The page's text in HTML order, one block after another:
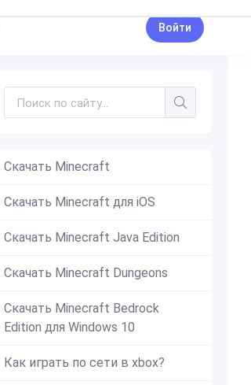
Войти
Скачать Minecraft
Скачать Minecraft для iOS
Скачать Minecraft Java Edition
Скачать Minecraft Dungeons
Скачать Minecraft Bedrock
Edition для Windows 10
Как играть по сети в xbox?